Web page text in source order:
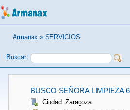
Armanax » SERVICIOS
Buscar:
BUSCO SEÑORA LIMPIEZA 6
Ciudad: Zaragoza